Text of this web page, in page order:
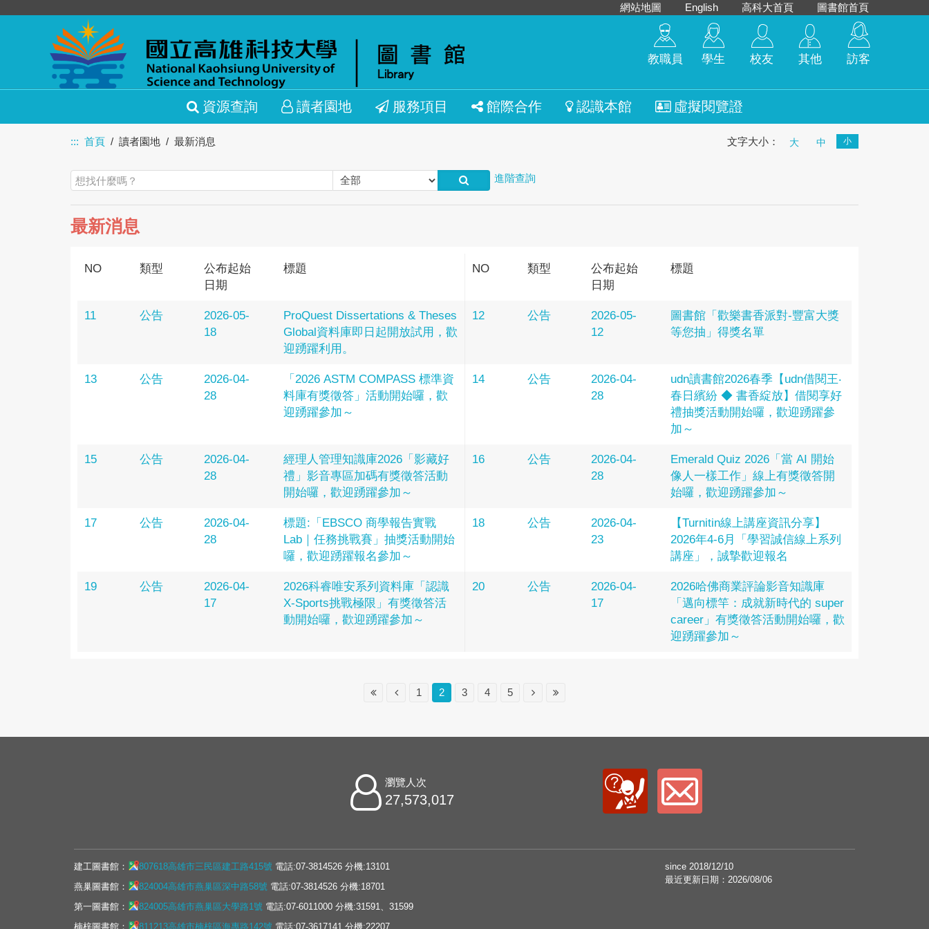
網站地圖 English 高科大首頁 圖書館首頁
教職員 學生 校友 其他 訪客
資源查詢 讀者園地 服務項目 館際合作 認識本館 虛擬閱覽證
::: 首頁 讀者園地 最新消息 文字大小： 大 中 小
進階查詢
最新消息
NO 類型
公布起始
日期
標題 NO 類型
公布起始
日期
標題
11 公告
2026-05-
18
ProQuest Dissertations & Theses
Global資料庫即日起開放試用，歡
迎踴躍利用。
12 公告
2026-05-
12
圖書館「歡樂書香派對-豐富大獎
等您抽」得獎名單
13 公告
2026-04-
28
「2026 ASTM COMPASS 標準資
料庫有獎徵答」活動開始囉，歡
迎踴躍參加～
14 公告
2026-04-
28
udn讀書館2026春季【udn借閱王‧
春日繽紛 ◆ 書香綻放】借閱享好
禮抽獎活動開始囉，歡迎踴躍參
加～
15 公告
2026-04-
28
經理人管理知識庫2026「影藏好
禮」影音專區加碼有獎徵答活動
開始囉，歡迎踴躍參加～
16 公告
2026-04-
28
Emerald Quiz 2026「當 AI 開始
像人一樣工作」線上有獎徵答開
始囉，歡迎踴躍參加～
17 公告
2026-04-
28
標題:「EBSCO 商學報告實戰
Lab｜任務挑戰賽」抽獎活動開始
囉，歡迎踴躍報名參加～
18 公告
2026-04-
23
【Turnitin線上講座資訊分享】
2026年4-6月「學習誠信線上系列
講座」，誠摯歡迎報名
19 公告
2026-04-
17
2026科睿唯安系列資料庫「認識
X-Sports挑戰極限」有獎徵答活
動開始囉，歡迎踴躍參加～
20 公告
2026-04-
17
2026哈佛商業評論影音知識庫
「邁向標竿：成就新時代的 super
career」有獎徵答活動開始囉，歡
迎踴躍參加～
1 2 3 4 5
瀏覽人次
27,573,017
建工圖書館： 807618高雄市三民區建工路415號 電話:07-3814526 分機:13101
燕巢圖書館：
824004高雄市燕巢區深中路58號 電話:07-3814526 分機:18701
第一圖書館：
824005高雄市燕巢區大學路1號 電話:07-6011000 分機:31591、31599
楠梓圖書館：
811213高雄市楠梓區海專路142號 電話:07-3617141 分機:22207
since 2018/12/10
最近更新日期：2026/08/06